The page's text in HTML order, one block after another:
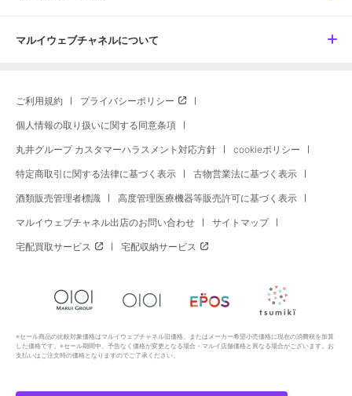
マルイウェブチャネルについて
ご利用規約 プライバシーポリシー
個人情報の取り扱いに関する同意条項
丸井グループ カスタマーハラスメント対応方針 cookieポリシー
特定商取引に関する法律に基づく表示 古物営業法に基づく表示
酒類販売管理者標識 高度管理医療機器等販売許可に基づく表示
マルイウェブチャネル出店のお問い合わせ サイトマップ
宅配買取サービス 宅配収納サービス
※セール商品の比較対象価格はマルイウェブチャネル旧価格、またはメーカー希望小売価格に現在の消費税を加算
した価格です。※セール期間中、予告なく価格が変更となる場合・マルイ店舗価格と異なる場合がございます。お
支払いはご注文時の価格となりますのでご了承ください。